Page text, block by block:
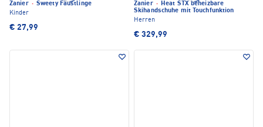
Zanier · Sweety Fäustlinge
Kinder
€ 27,99
Zanier · Heat STX beheizbare
Skihandschuhe mit Touchfunktion
Herren
€ 329,99